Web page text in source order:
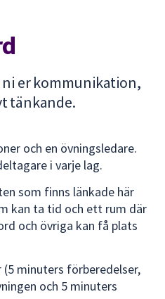
Använd
piltangenterna
navigera
mellan
sökförslagen
och
enter
för
välja
något
ni er kommunikation,
tänkande.
och en övningsledare.
i varje lag.
som finns länkade här
kan ta tid och ett rum där
och övriga kan få plats
minuters förberedelser,
och 5 minuters